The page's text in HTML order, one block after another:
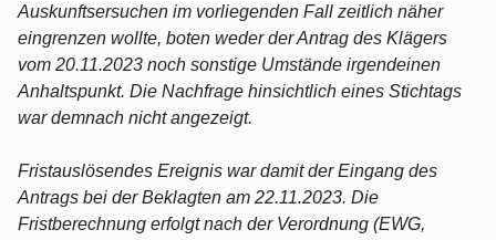
Auskunftsersuchen im vorliegenden Fall zeitlich näher
eingrenzen wollte, boten weder der Antrag des Klägers
vom 20.11.2023 noch sonstige Umstände irgendeinen
Anhaltspunkt. Die Nachfrage hinsichtlich eines Stichtags
war demnach nicht angezeigt.
Fristauslösendes Ereignis war damit der Eingang des
Antrags bei der Beklagten am 22.11.2023. Die
Fristberechnung erfolgt nach der Verordnung (EWG,